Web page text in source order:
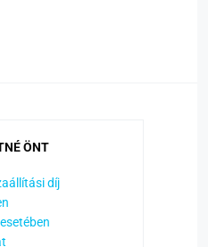
ÖNT
díj